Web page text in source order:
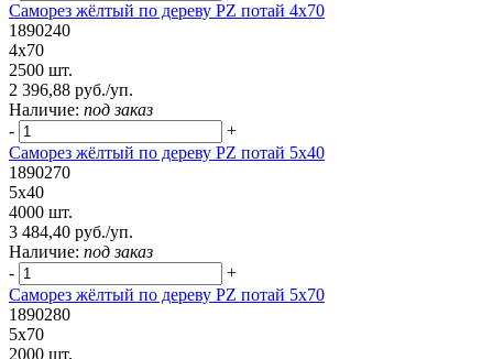
Саморез жёлтый по дереву PZ потай 4х70
1890240
4х70
2500 шт.
2 396,88 руб./уп.
Наличие: под заказ
-
+
Саморез жёлтый по дереву PZ потай 5х40
1890270
5х40
4000 шт.
3 484,40 руб./уп.
Наличие: под заказ
-
+
Саморез жёлтый по дереву PZ потай 5х70
1890280
5х70
2000 шт.